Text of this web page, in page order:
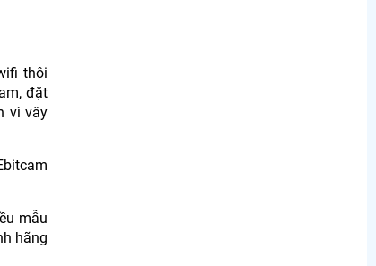
thôi
đặt
vì vây
mẫu
hãng